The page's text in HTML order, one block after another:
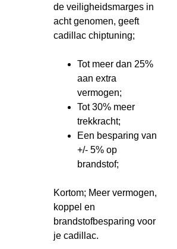
de veiligheidsmarges in
acht genomen, geeft
cadillac chiptuning;
Tot meer dan 25%
aan extra
vermogen;
Tot 30% meer
trekkracht;
Een besparing van
+/- 5% op
brandstof;
Kortom; Meer vermogen,
koppel en
brandstofbesparing voor
je cadillac.